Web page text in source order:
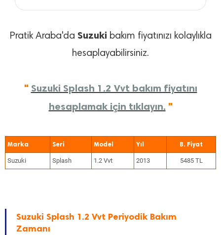
Pratik Araba'da Suzuki bakım fiyatınızı kolaylıkla
hesaplayabilirsiniz.
" Suzuki Splash 1.2 Vvt bakım fiyatını
hesaplamak için tıklayın. "
Marka Seri Model Yıl
Suzuki Splash 1.2 Vvt 2013 5485 TL
Suzuki Splash 1.2 Vvt Periyodik Bakım
Zamanı